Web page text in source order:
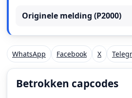
Originele melding (P2000)
WhatsApp Facebook X
Betrokken capcodes